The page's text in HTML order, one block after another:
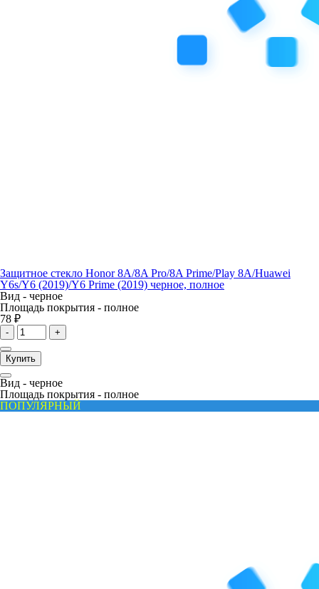
Защитное стекло Honor 8A/8A Pro/8A Prime/Play 8A/Huawei
Y6s/Y6 (2019)/Y6 Prime (2019) черное, полное
Вид - черное
Площадь покрытия - полное
78 ₽
- +
Купить
Вид - черное
Площадь покрытия - полное
ПОПУЛЯРНЫЙ